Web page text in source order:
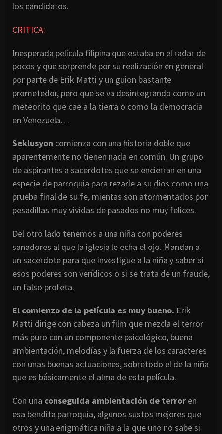
los candidatos.
CRITICA:
Inesperada película filipina que estaba en el radar de
pocos y que sorprende por su realización en general
por parte de Erik Matti y un guion bastante
prometedor, pero que se va desintegrando como un
meteorito que cae a la tierra o como la democracia
en Venezuela…
Seklusyon comienza con una historia doble que
aparentemente no tienen nada en común. Un grupo
de aspirantes a sacerdotes que se encierran en una
especie de parroquia para rezarle a su dios como una
prueba final de su fe, mientas son atormentados por
pesadillas muy vividas de pasados no muy felices.
Del otro lado tenemos a una niña con poderes
sanadores al que la iglesia le echa el ojo. Mandan a
un sacerdote para que investigue a la niña y saber si
esos poderes son verídicos o si se trata de un fraude,
un falso profeta.
El comienzo de la película es muy bueno. Erik
Matti dirige con cabeza un film que mezcla el terror
más puro con un componente psicológico, buena
ambientación, melodías y la fuerza de los caracteres
con unas buenas actuaciones, sobretodo el de la niña
que es básicamente el alma de esta película.
Con una conseguida ambientación de terror en
esa bendita parroquia, algunos sustos mejores que
otros y una enigmática niña a la que uno no sabe si